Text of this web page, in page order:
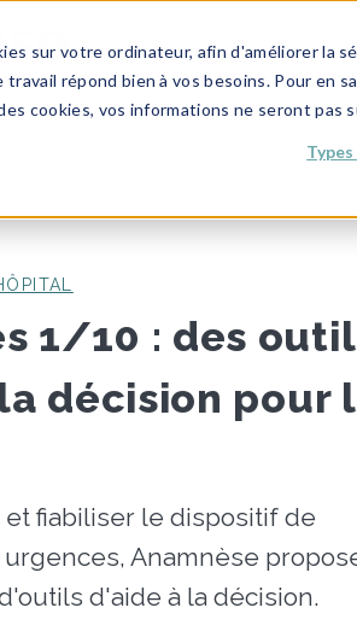
sur votre ordinateur, afin d'améliorer la
répond bien à vos besoins. Pour en
cookies, vos informations ne seront pas
1/10 : des
la décision pour
fiabiliser le dispositif de
Anamnèse
d'aide à la décision.